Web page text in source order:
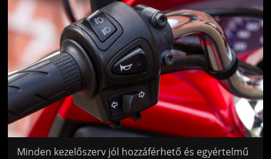
Minden kezelőszerv jól hozzáférhető és egyértelmű